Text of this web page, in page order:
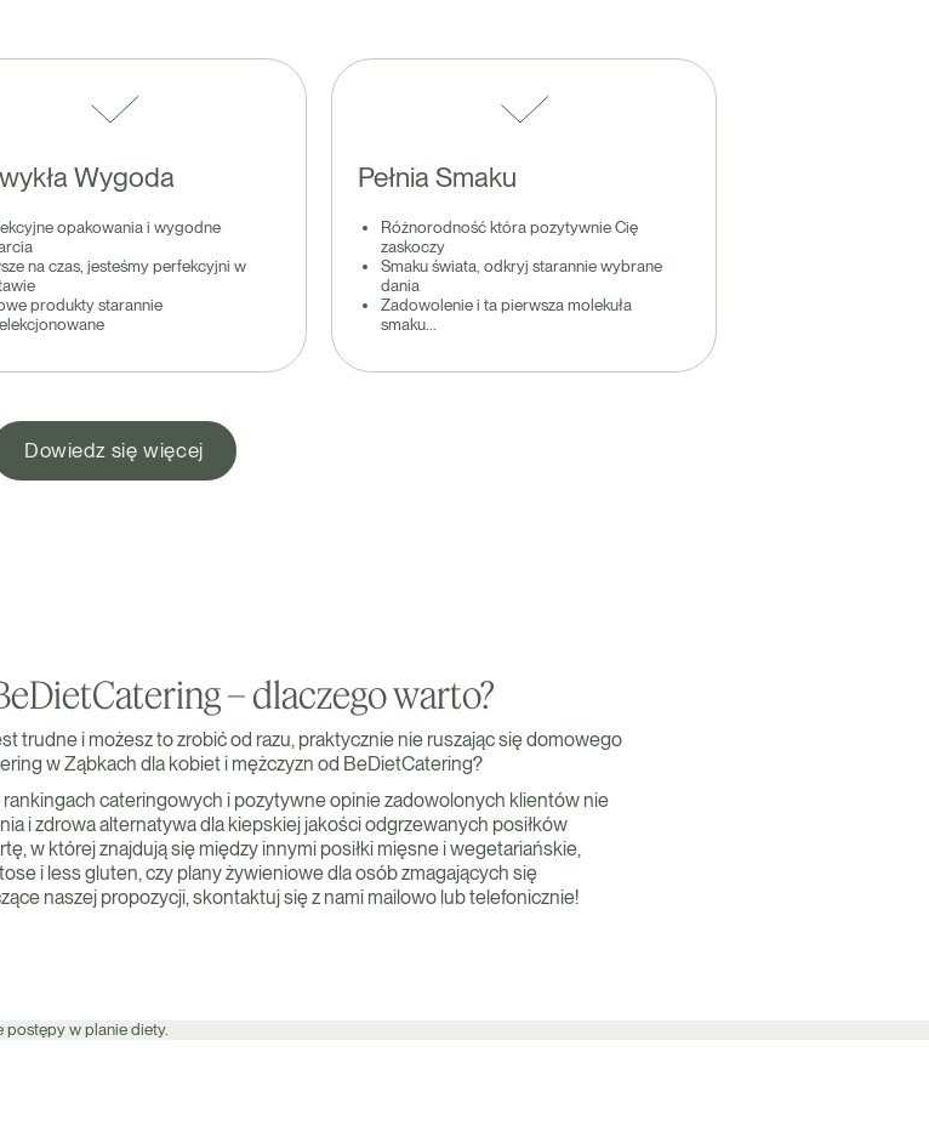
Wygoda
opakowania i wygodne
na czas, jesteśmy perfekcyjni w
produkty starannie
Pełnia Smaku
Różnorodność która pozytywnie Cię
zaskoczy
Smaku świata, odkryj starannie wybrane
dania
Zadowolenie i ta pierwsza molekuła
smaku...
Dowiedz się więcej
– dlaczego warto?
trudne i możesz to zrobić od razu, praktycznie nie ruszając się domowego
w Ząbkach dla kobiet i mężczyzn od BeDietCatering?
cateringowych i pozytywne opinie zadowolonych klientów nie
i zdrowa alternatywa dla kiepskiej jakości odgrzewanych posiłków
w której znajdują się między innymi posiłki mięsne i wegetariańskie,
i less gluten, czy plany żywieniowe dla osób zmagających się
naszej propozycji, skontaktuj się z nami mailowo lub telefonicznie!